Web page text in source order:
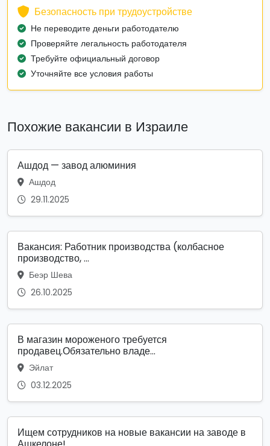
Безопасность при трудоустройстве
Не переводите деньги работодателю
Проверяйте легальность работодателя
Требуйте официальный договор
Уточняйте все условия работы
Похожие вакансии в Израиле
Ашдод — завод алюминия
Ашдод
29.11.2025
Вакансия: Работник производства (колбасное
производство, ...
Беэр Шева
26.10.2025
В магазин мороженого требуется
продавец.Обязательно владе...
Эйлат
03.12.2025
Ищем сотрудников на новые вакансии на заводе в